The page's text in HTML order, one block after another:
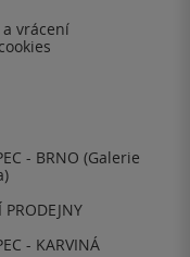
a vrácení
- BRNO (Galerie
PRODEJNY
- KARVINÁ